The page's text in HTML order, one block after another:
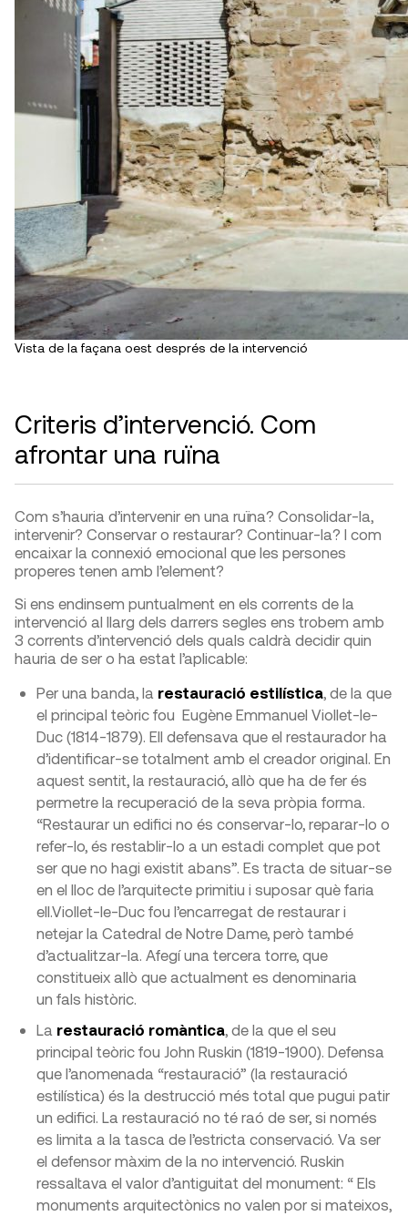
Vista de la façana oest després de la intervenció
Criteris d’intervenció. Com
afrontar una ruïna
Com s’hauria d’intervenir en una ruïna? Consolidar-la,
intervenir? Conservar o restaurar? Continuar-la? I com
encaixar la connexió emocional que les persones
properes tenen amb l’element?
Si ens endinsem puntualment en els corrents de la
intervenció al llarg dels darrers segles ens trobem amb
3 corrents d’intervenció dels quals caldrà decidir quin
hauria de ser o ha estat l’aplicable:
Per una banda, la restauració estilística, de la que
el principal teòric fou Eugène Emmanuel Viollet-le-
Duc (1814-1879). Ell defensava que el restaurador ha
d’identificar-se totalment amb el creador original. En
aquest sentit, la restauració, allò que ha de fer és
permetre la recuperació de la seva pròpia forma.
“Restaurar un edifici no és conservar-lo, reparar-lo o
refer-lo, és restablir-lo a un estadi complet que pot
ser que no hagi existit abans”. Es tracta de situar-se
en el lloc de l’arquitecte primitiu i suposar què faria
ell.Viollet-le-Duc fou l’encarregat de restaurar i
netejar la Catedral de Notre Dame, però també
d’actualitzar-la. Afegí una tercera torre, que
constitueix allò que actualment es denominaria
un fals històric.
La restauració romàntica, de la que el seu
principal teòric fou John Ruskin (1819-1900). Defensa
que l’anomenada “restauració” (la restauració
estilística) és la destrucció més total que pugui patir
un edifici. La restauració no té raó de ser, si només
es limita a la tasca de l’estricta conservació. Va ser
el defensor màxim de la no intervenció. Ruskin
ressaltava el valor d’antiguitat del monument: “ Els
monuments arquitectònics no valen por si mateixos,